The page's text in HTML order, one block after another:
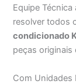
Equipe
resolver todos
condicionado
peças originais
Com Unidades